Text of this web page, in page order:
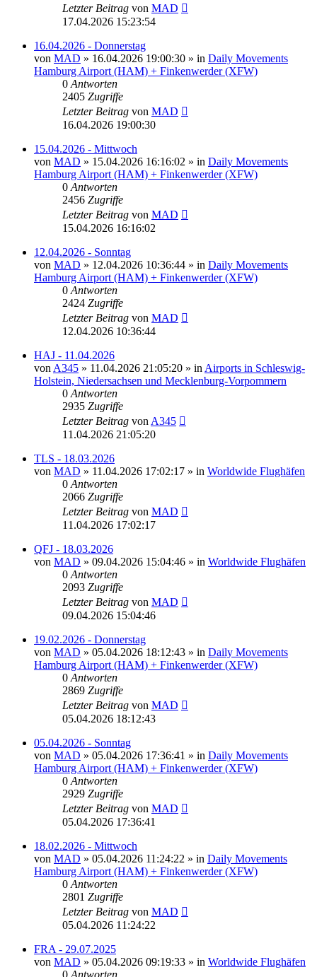
Letzter Beitrag von MAD
17.04.2026 15:23:54
16.04.2026 - Donnerstag
von MAD » 16.04.2026 19:00:30 » in Daily Movements
Hamburg Airport (HAM) + Finkenwerder (XFW)
0 Antworten
2405 Zugriffe
Letzter Beitrag von MAD
16.04.2026 19:00:30
15.04.2026 - Mittwoch
von MAD » 15.04.2026 16:16:02 » in Daily Movements
Hamburg Airport (HAM) + Finkenwerder (XFW)
0 Antworten
2456 Zugriffe
Letzter Beitrag von MAD
15.04.2026 16:16:02
12.04.2026 - Sonntag
von MAD » 12.04.2026 10:36:44 » in Daily Movements
Hamburg Airport (HAM) + Finkenwerder (XFW)
0 Antworten
2424 Zugriffe
Letzter Beitrag von MAD
12.04.2026 10:36:44
HAJ - 11.04.2026
von A345 » 11.04.2026 21:05:20 » in Airports in Schleswig-
Holstein, Niedersachsen und Mecklenburg-Vorpommern
0 Antworten
2935 Zugriffe
Letzter Beitrag von A345
11.04.2026 21:05:20
TLS - 18.03.2026
von MAD » 11.04.2026 17:02:17 » in Worldwide Flughäfen
0 Antworten
2066 Zugriffe
Letzter Beitrag von MAD
11.04.2026 17:02:17
QFJ - 18.03.2026
von MAD » 09.04.2026 15:04:46 » in Worldwide Flughäfen
0 Antworten
2093 Zugriffe
Letzter Beitrag von MAD
09.04.2026 15:04:46
19.02.2026 - Donnerstag
von MAD » 05.04.2026 18:12:43 » in Daily Movements
Hamburg Airport (HAM) + Finkenwerder (XFW)
0 Antworten
2869 Zugriffe
Letzter Beitrag von MAD
05.04.2026 18:12:43
05.04.2026 - Sonntag
von MAD » 05.04.2026 17:36:41 » in Daily Movements
Hamburg Airport (HAM) + Finkenwerder (XFW)
0 Antworten
2929 Zugriffe
Letzter Beitrag von MAD
05.04.2026 17:36:41
18.02.2026 - Mittwoch
von MAD » 05.04.2026 11:24:22 » in Daily Movements
Hamburg Airport (HAM) + Finkenwerder (XFW)
0 Antworten
2801 Zugriffe
Letzter Beitrag von MAD
05.04.2026 11:24:22
FRA - 29.07.2025
von MAD » 05.04.2026 09:19:33 » in Worldwide Flughäfen
0 Antworten